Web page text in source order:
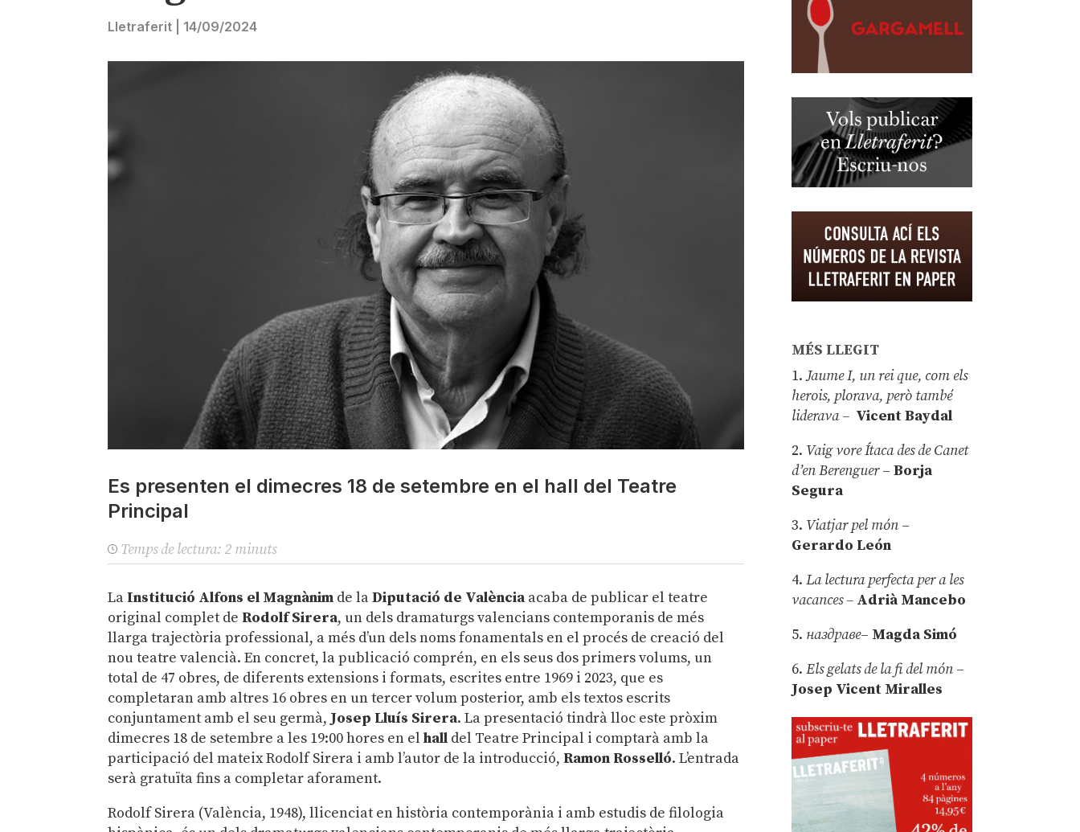
Lletraferit 14/09/2024
Es presenten el dimecres 18 de setembre en el hall del Teatre
Principal
Temps de lectura: 2 minuts
La Institució Alfons el Magnànim de laDiputació de València acaba de publicar el teatre
original complet de Rodolf Sirera, un dels dramaturgs valencians contemporanis de més
llarga trajectòria professional, a més d’un dels noms fonamentals en el procés de creació del
nou teatre valencià. En concret, la publicació comprén, en els seus dos primers volums, un
total de 47 obres, de diferents extensions i formats, escrites entre 1969 i 2023, que es
completaran amb altres 16 obres en un tercer volum posterior, amb els textos escrits
conjuntament amb el seu germà, Josep Lluís Sirera. La presentació tindrà lloc este pròxim
dimecres 18 de setembre a les 19:00 hores en elhall del Teatre Principal i comptarà amb la
participació del mateix Rodolf Sirera i amb l’autor de la introducció, Ramon Rosselló. L’entrada
serà gratuïta fins a completar aforament.
Rodolf Sirera (València, 1948), llicenciat en història contemporània i amb estudis de filologia
MÉS LLEGIT
1.Jaume I, un rei que, com els
herois, plorava, però també
liderava – Vicent Baydal
2. Vaig vore Ítaca des de Canet
d’en Berenguer–Borja
Segura
3. Viatjar pel món –
Gerardo León
4.La lectura perfecta per a les
vacances – Adrià Mancebo
5. наздраве– Magda Simó
6.Els gelats de la fi del món –
Josep Vicent Miralles